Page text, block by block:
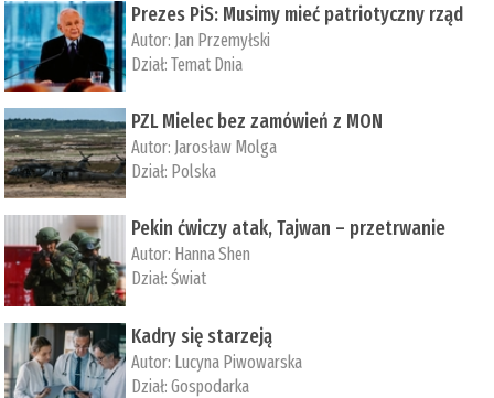
Prezes PiS: Musimy mieć patriotyczny rząd
Autor: Jan Przemyłski
Dział:Temat Dnia
PZL Mielec bez zamówień z MON
Autor: Jarosław Molga
Dział: Polska
Pekin ćwiczy atak, Tajwan – przetrwanie
Autor: ­Hanna Shen
Dział:Świat
Kadry się starzeją
Autor: Lucyna Piwowarska
Dział:Gospodarka